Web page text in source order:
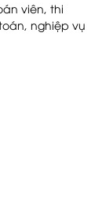
viên, thi
nghiệp vụ